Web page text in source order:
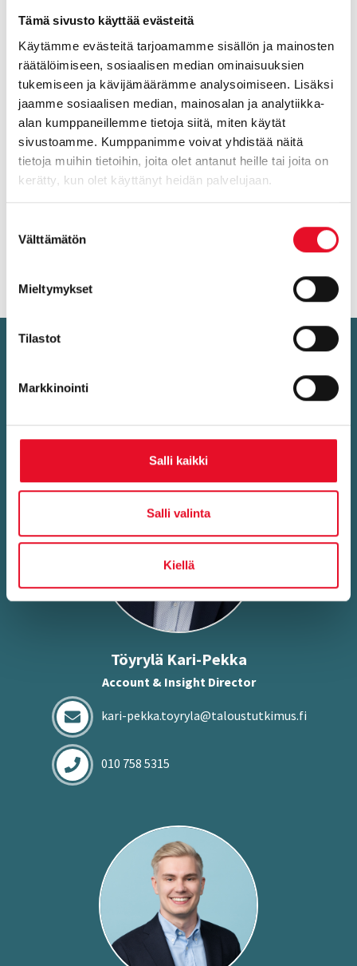
Tämä sivusto käyttää evästeitä
Käytämme evästeitä tarjoamamme sisällön ja mainosten
räätälöimiseen, sosiaalisen median ominaisuuksien
tukemiseen ja kävijämäärämme analysoimiseen. Lisäksi
jaamme sosiaalisen median, mainosalan ja analytiikka-
alan kumppaneillemme tietoja siitä, miten käytät
sivustoamme. Kumppanimme voivat yhdistää näitä
tietoja muihin tietoihin, joita olet antanut heille tai joita on
kerätty, kun olet käyttänyt heidän palvelujaan.
valinta
Välttämätön
Mieltymykset
Tilastot
Markkinointi
Salli kaikki
Salli valinta
Kiellä
Naan­ta­li nousi kär­ki­pai­kal­le
Kun­tien imago -​tutkimuksessa
Kiin­nos­tuit­ko Kun­tien imago -​
tutkimuksesta? Kysy lisää!
Töy­ry­lä Kari-​Pekka
Account & Insight Director
kari-pekka.toyryla@taloustutkimus.fi
010 758 5315